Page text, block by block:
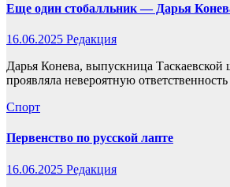
Еще один стобалльник — Дарья
16.06.2025 Редакция
Дарья Конева, выпускница
проявляла невероятную
Спорт
Первенство по русской лапте
16.06.2025 Редакция